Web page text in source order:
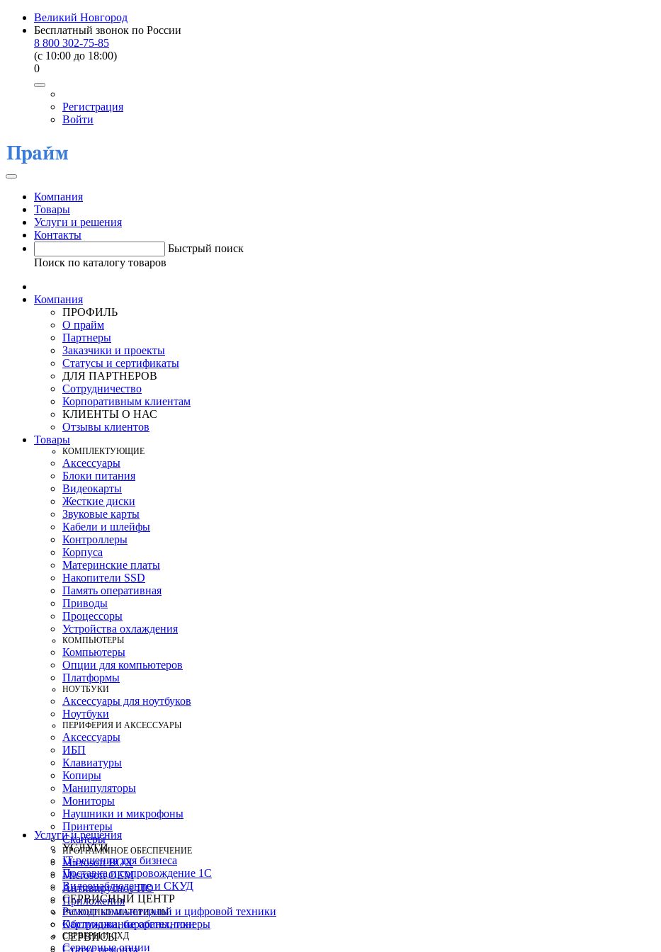
Великий Новгород
Бесплатный звонок по России
8 800 302-75-85
(c 10:00 до 18:00)
0
Регистрация
Войти
Компания
Товары
Услуги и решения
Контакты
Быстрый поиск
Поиск по каталогу товаров
Компания
ПРОФИЛЬ
О прайм
Партнеры
Заказчики и проекты
Статусы и сертификаты
ДЛЯ ПАРТНЕРОВ
Сотрудничество
Корпоративным клиентам
КЛИЕНТЫ О НАС
Отзывы клиентов
Товары
КOМПЛЕКТУЮЩИЕ
Аксессуары
Блоки питания
Видеокарты
Жесткие диски
Звуковые карты
Кабели и шлейфы
Контроллеры
Корпуса
Материнские платы
Накопители SSD
Память оперативная
Приводы
Процессоры
Устройства охлаждения
КОМПЬЮТЕРЫ
Компьютеры
Опции для компьютеров
Платформы
НОУТБУКИ
Аксессуары для ноутбуков
Ноутбуки
ПЕРИФЕРИЯ И АКСЕССУАРЫ
Аксессуары
ИБП
Клавиатуры
Копиры
Манипуляторы
Мониторы
Наушники и микрофоны
Принтеры
Сканеры
ПРОГРАММНОЕ ОБЕСПЕЧЕНИЕ
Microsoft BOX
Microsoft OEM
Антивирусное ПО
Приложения
РАСХОДНЫЕ МАТЕРИАЛЫ
Картриджи, барабаны, тонеры
СЕРВЕРЫ И СХД
Серверные опции
Услуги и решения
УСЛУГИ
IT-решения для бизнеса
Поставка и сопровождение 1C
Видеонаблюдение и СКУД
СЕРВИСНЫЙ ЦЕНТР
Ремонт компьютерной и цифровой техники
Обслуживание оргтехники
СЕРВИСЫ
Статус ремонта